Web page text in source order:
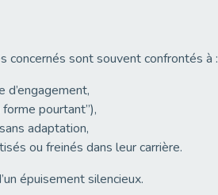
concernés sont souvent confrontés à :
d’engagement,
pourtant”),
adaptation,
ou freinés dans leur carrière.
épuisement silencieux.